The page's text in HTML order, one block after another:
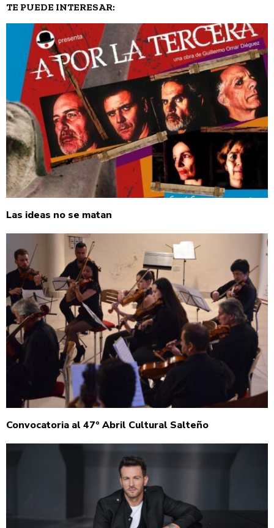
TE PUEDE INTERESAR:
Las ideas no se matan
Convocatoria al 47º Abril Cultural Salteño